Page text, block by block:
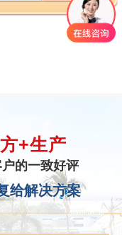
+生产
的一致好评
给解决方案